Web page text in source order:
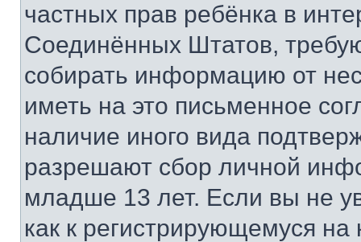
частных прав ребёнка в
Соединённых Штатов,
собирать информацию от
иметь на это письменное
наличие иного вида
разрешают сбор личной
младше 13 лет. Если вы не
как к регистрирующемуся